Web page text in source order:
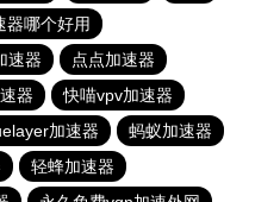
器哪个好用
速器
点点加速器
器
快喵vpv加速器
加速器
蚂蚁加速器
轻蜂加速器